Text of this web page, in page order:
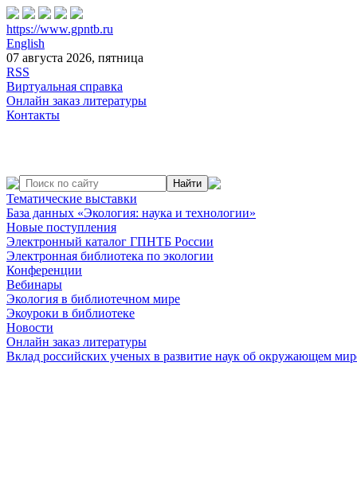
https://www.gpntb.ru
English
07 августа 2026, пятница
RSS
Виртуальная справка
Онлайн заказ литературы
Контакты
Тематические выставки
База данных «Экология: наука и технологии»
Новые поступления
Электронный каталог ГПНТБ России
Электронная библиотека по экологии
Конференции
Вебинары
Экология в библиотечном мире
Экоуроки в библиотеке
Новости
Онлайн заказ литературы
Вклад российских ученых в развитие наук об окружающем